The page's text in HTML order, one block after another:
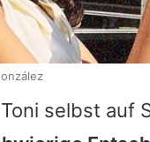
Toni selbst auf